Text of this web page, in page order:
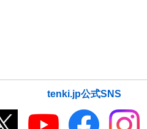
tenki.jp公式SNS